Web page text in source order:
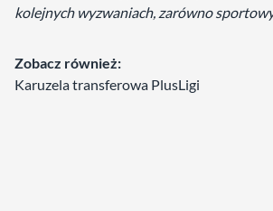
kolejnych wyzwaniach, zarówno
Zobacz również:
Karuzela transferowa PlusLigi